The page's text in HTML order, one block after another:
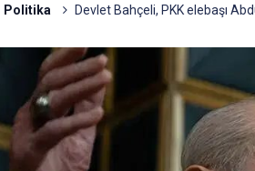
Politika Devlet Bahçeli, PKK elebaşı